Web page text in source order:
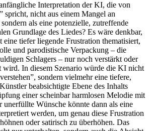
Interpretation der KI, die von
spricht, nicht aus einem Mangel an
als eine potenzielle, zutreffende
Grundlage des Liedes? Es wäre denkbar,
eine tiefer liegende Frustration thematisiert,
und parodistische Verpackung – die
Schlagers – nur noch verstärkt oder
wird. In diesem Szenario würde die KI nicht
sondern vielmehr eine tiefere,
beabsichtigte Ebene des Inhalts
einer scheinbar harmlosen Melodie mit
unerfüllte Wünsche könnte dann als eine
werden, um genau diese Frustration
oder satirisch zu überhöhen. Das